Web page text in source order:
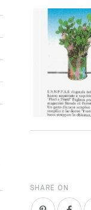
SHARE ON